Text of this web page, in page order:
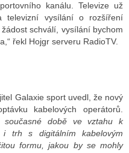
kanálu. Televize už
televizní vysílání o rozšíření
schválí, vysílání bychom
řekl Hojgr serveru RadioTV.
Galaxie sport uvedl, že nový
kabelových operátorů.
současné době ve vztahu k
i trh s digitálním kabelovým
formu, jakou by se mohly